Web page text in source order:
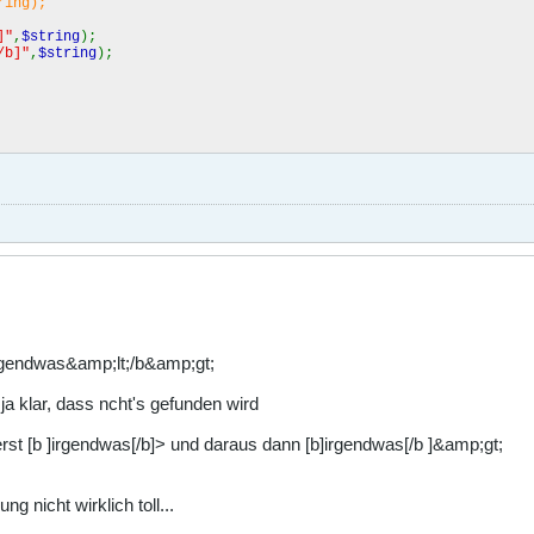
, $string);
, $string);
b&amp;gt;
klar, dass ncht's gefunden wird
[b ]irgendwas[/b]> und daraus dann [b]irgendwas[/b ]&amp;gt;
nicht wirklich toll...